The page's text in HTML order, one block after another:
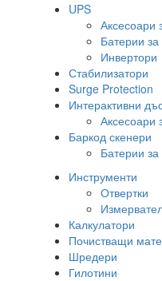
UPS
Аксесоари
Батерии за
Инвертори
Стабилизатори
Surge Protection
Интерактивни
Аксесоари
Баркод скенери
Батерии
Инструменти
Отвертки
Калкулатори
Почистващи
Шредери
Гилотини